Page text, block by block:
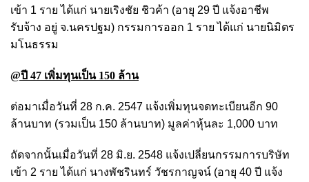
เข้า 1 ราย ได้แก่ นายเริงชัย ชิวค้า (อายุ 29 ปี แจ้งอาชีพ
รับจ้าง อยู่ จ.นครปฐม) กรรมการออก 1 ราย ได้แก่ นายนิมิตร
มโนธรรม
@ปี 47 เพิ่มทุนเป็น 150 ล้าน
ต่อมาเมื่อวันที่ 28 ก.ค. 2547 แจ้งเพิ่มทุนจดทะเบียนอีก 90
ล้านบาท (รวมเป็น 150 ล้านบาท) มูลค่าหุ้นละ 1,000 บาท
ถัดจากนั้นเมื่อวันที่ 28 มิ.ย. 2548 แจ้งเปลี่ยนกรรมการบริษัท
เข้า 2 ราย ได้แก่ นางพัชรินทร์ วัชรกาญจน์ (อายุ 40 ปี แจ้ง